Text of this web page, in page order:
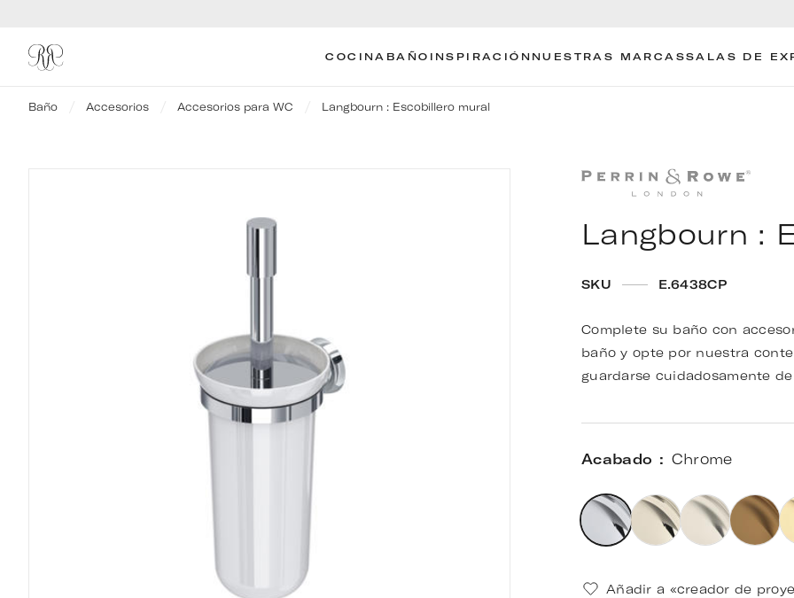
COCINA BAÑO INSPIRACIÓN NUESTRAS MARCASSALAS DE
Baño Accesorios Accesorios para WC Langbourn : Escobillero mural
Langbourn :
SKU E.6438CP
Complete su baño con
baño y opte por nuestra
guardarse cuidadosamente
Acabado Chrome
Añadir a «creador de